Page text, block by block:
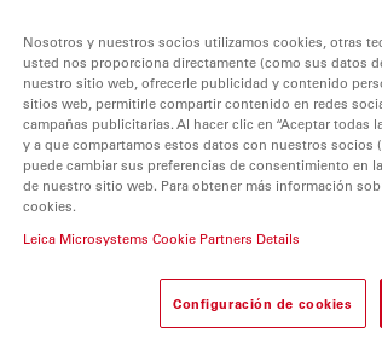
Ivesta
3
10° Greenough
9:1
35°
Nosotros y nuestros socios utilizamos cookies, otras
usted nos proporciona directamente (como sus datos
nuestro sitio web, ofrecerle publicidad y contenido
sitios web, permitirle compartir contenido en redes
campañas publicitarias. Al hacer clic en “Aceptar todas
y a que compartamos estos datos con nuestros socios
puede cambiar sus preferencias de consentimiento en
de nuestro sitio web. Para obtener más información
cookies.
Leica Microsystems Cookie Partners Details
Configuración de cookies